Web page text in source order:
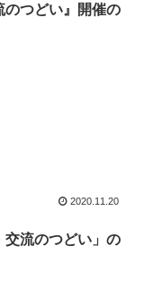
のつどい』開催の
2020.11.20
交流のつどい」の